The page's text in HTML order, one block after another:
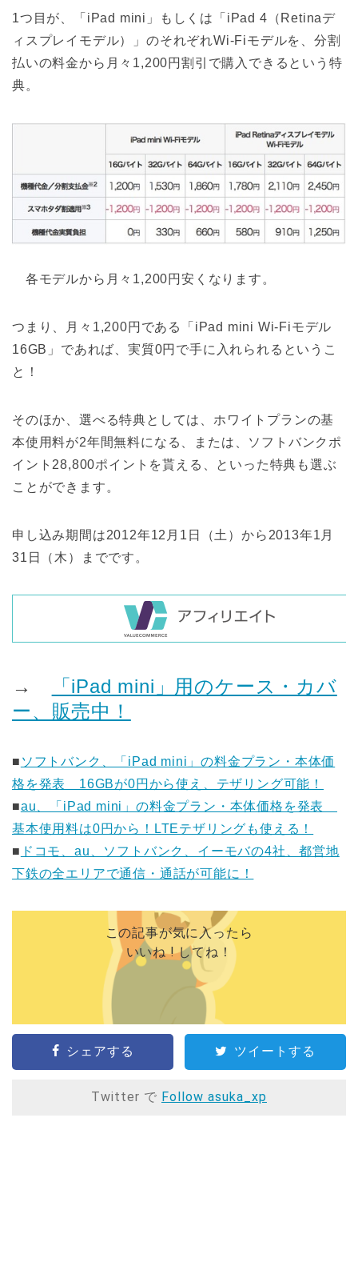
1つ目が、「iPad mini」もしくは「iPad 4（Retinaデ
ィスプレイモデル）」のそれぞれWi-Fiモデルを、分割
払いの料金から月々1,200円割引で購入できるという特
典。
各モデルから月々1,200円安くなります。
つまり、月々1,200円である「iPad mini Wi-Fiモデル
16GB」であれば、実質0円で手に入れられるというこ
と！
そのほか、選べる特典としては、ホワイトプランの基
本使用料が2年間無料になる、または、ソフトバンクポ
イント28,800ポイントを貰える、といった特典も選ぶ
ことができます。
申し込み期間は2012年12月1日（土）から2013年1月
31日（木）までです。
→
「iPad mini」用のケース・カバ
ー、販売中！
■ ソフトバンク、「iPad mini」の料金プラン・本体価
格を発表 16GBが0円から使え、テザリング可能！
■au、「iPad mini」の料金プラン・本体価格を発表
基本使用料は0円から！LTEテザリングも使える！
■ ドコモ、au、ソフトバンク、イーモバの4社、都営地
下鉄の全エリアで通信・通話が可能に！
この記事が気に入ったら
いいね ! してね！
シェアする ツイートする
Twitter で Follow asuka_xp